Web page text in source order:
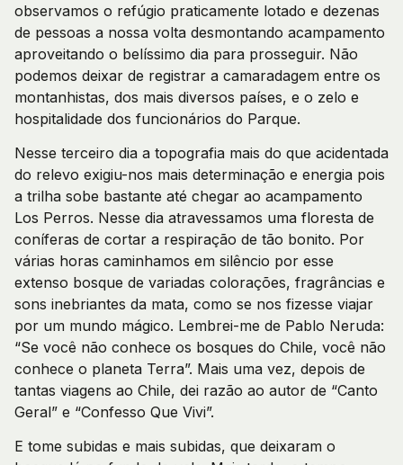
observamos o refúgio praticamente lotado e dezenas
de pessoas a nossa volta desmontando acampamento
aproveitando o belíssimo dia para prosseguir. Não
podemos deixar de registrar a camaradagem entre os
montanhistas, dos mais diversos países, e o zelo e
hospitalidade dos funcionários do Parque.
Nesse terceiro dia a topografia mais do que acidentada
do relevo exigiu-nos mais determinação e energia pois
a trilha sobe bastante até chegar ao acampamento
Los Perros. Nesse dia atravessamos uma floresta de
coníferas de cortar a respiração de tão bonito. Por
várias horas caminhamos em silêncio por esse
extenso bosque de variadas colorações, fragrâncias e
sons inebriantes da mata, como se nos fizesse viajar
por um mundo mágico. Lembrei-me de Pablo Neruda:
“Se você não conhece os bosques do Chile, você não
conhece o planeta Terra”. Mais uma vez, depois de
tantas viagens ao Chile, dei razão ao autor de “Canto
Geral” e “Confesso Que Vivi”.
E tome subidas e mais subidas, que deixaram o